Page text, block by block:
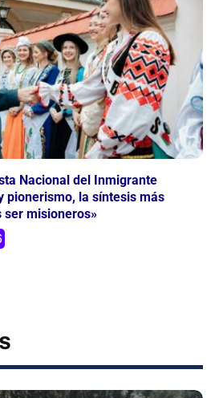
Nacional del Inmigrante
pionerismo, la síntesis más
ser misioneros»